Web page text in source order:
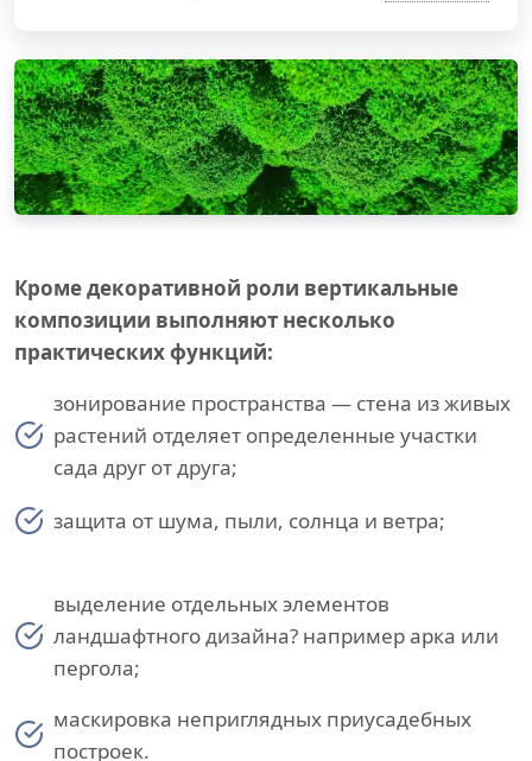
Кроме декоративной роли вертикальные
композиции выполняют несколько
практических функций:
зонирование пространства — стена из живых
растений отделяет определенные участки
сада друг от друга;
защита от шума, пыли, солнца и ветра;
выделение отдельных элементов
ландшафтного дизайна? например арка или
пергола;
маскировка неприглядных приусадебных
построек.